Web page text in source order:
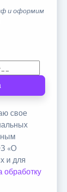
и оформим
свое
«О
и для
обработку